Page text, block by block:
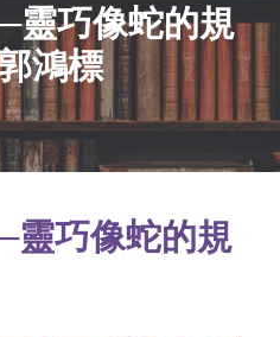
靈巧像蛇的規
鴻標
靈巧像蛇的規